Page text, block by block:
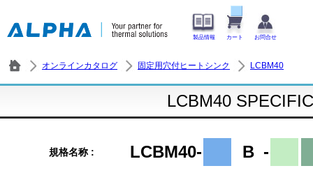
製品情報 カート お問合せ
オンラインカタログ 固定用穴付ヒートシンク LCBM40
LCBM40
規格名称 : LCBM40- B -